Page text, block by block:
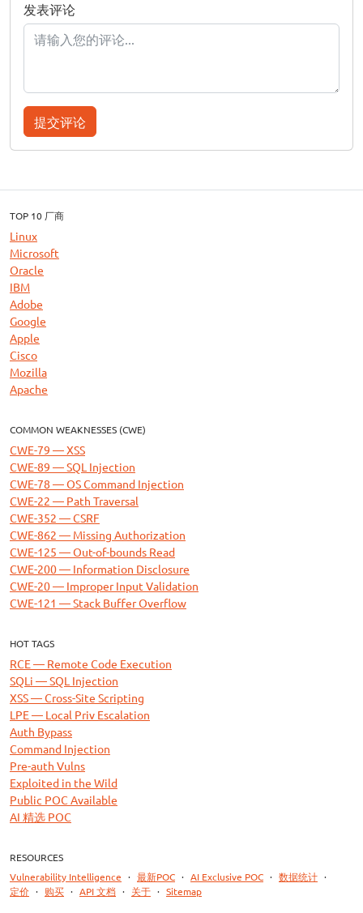
发表评论
提交评论
TOP 10 厂商
Linux
Microsoft
Oracle
IBM
Adobe
Google
Apple
Cisco
Mozilla
Apache
COMMON WEAKNESSES (CWE)
CWE-79 — XSS
CWE-89 — SQL Injection
CWE-78 — OS Command Injection
CWE-22 — Path Traversal
CWE-352 — CSRF
CWE-862 — Missing Authorization
CWE-125 — Out-of-bounds Read
CWE-200 — Information Disclosure
CWE-20 — Improper Input Validation
CWE-121 — Stack Buffer Overflow
HOT TAGS
RCE — Remote Code Execution
SQLi — SQL Injection
XSS — Cross-Site Scripting
LPE — Local Priv Escalation
Auth Bypass
Command Injection
Pre-auth Vulns
Exploited in the Wild
Public POC Available
AI 精选 POC
RESOURCES
Vulnerability Intelligence · 最新POC · AI Exclusive POC · 数据统计 ·
定价 · 购买 · API 文档 · 关于 · Sitemap